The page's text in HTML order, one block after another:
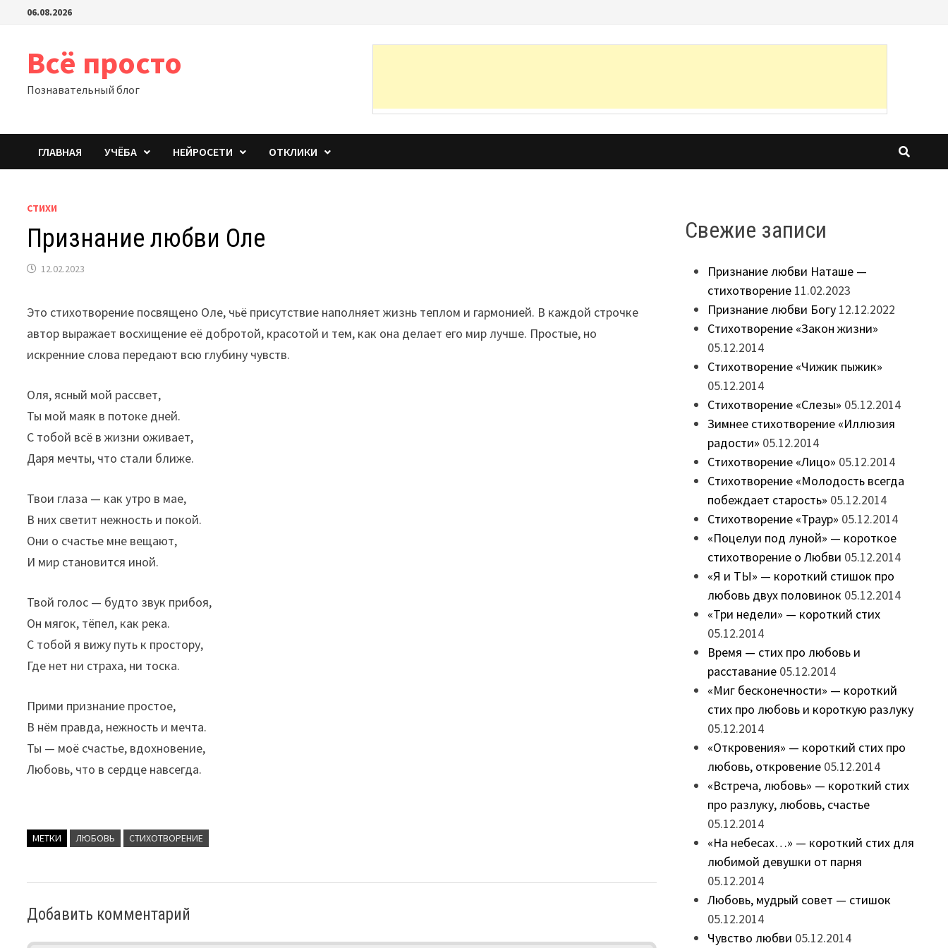
Перейти06.08.2026
Всё просто
Познавательный блог
ГЛАВНАЯ УЧЁБА НЕЙРОСЕТИ ОТКЛИКИ
СТИХИ
Признание любви Оле
12.02.2023
Это стихотворение посвящено Оле, чьё присутствие наполняет жизнь теплом и гармонией. В каждой строчке
автор выражает восхищение её добротой, красотой и тем, как она делает его мир лучше. Простые, но
искренние слова передают всю глубину чувств.
Оля, ясный мой рассвет,
Ты мой маяк в потоке дней.
С тобой всё в жизни оживает,
Даря мечты, что стали ближе.
Твои глаза — как утро в мае,
В них светит нежность и покой.
Они о счастье мне вещают,
И мир становится иной.
Твой голос — будто звук прибоя,
Он мягок, тёпел, как река.
С тобой я вижу путь к простору,
Где нет ни страха, ни тоска.
Прими признание простое,
В нём правда, нежность и мечта.
Ты — моё счастье, вдохновение,
Любовь, что в сердце навсегда.
МЕТКИ ЛЮБОВЬ СТИХОТВОРЕНИЕ
Добавить комментарий
Свежие записи
Признание любви Наташе —
стихотворение 11.02.2023
Признание любви Богу 12.12.2022
Стихотворение «Закон жизни»
05.12.2014
Стихотворение «Чижик пыжик»
05.12.2014
Стихотворение «Слезы» 05.12.2014
Зимнее стихотворение «Иллюзия
радости» 05.12.2014
Стихотворение «Лицо» 05.12.2014
Стихотворение «Молодость всегда
побеждает старость» 05.12.2014
Стихотворение «Траур» 05.12.2014
«Поцелуи под луной» — короткое
стихотворение о Любви 05.12.2014
«Я и ТЫ» — короткий стишок про
любовь двух половинок 05.12.2014
«Три недели» — короткий стих
05.12.2014
Время — стих про любовь и
расставание 05.12.2014
«Миг бесконечности» — короткий
стих про любовь и короткую разлуку
05.12.2014
«Откровения» — короткий стих про
любовь, откровение 05.12.2014
«Встреча, любовь» — короткий стих
про разлуку, любовь, счастье
05.12.2014
«На небесах…» — короткий стих для
любимой девушки от парня
05.12.2014
Любовь, мудрый совет — стишок
05.12.2014
Чувство любви 05.12.2014